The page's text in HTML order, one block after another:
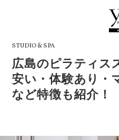
STUDIO & SPA
広島のピラティス
安い・体験あり・
など特徴も紹介！